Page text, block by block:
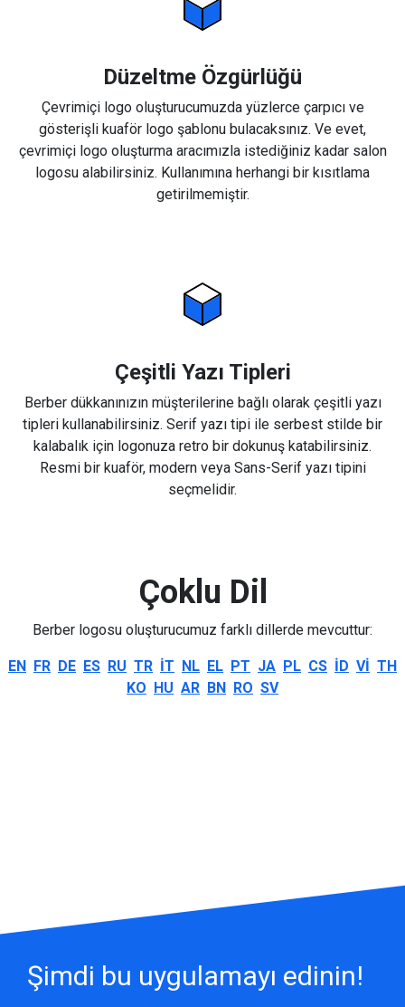
Düzeltme Özgürlüğü
Çevrimiçi logo oluşturucumuzda yüzlerce çarpıcı ve
gösterişli kuaför logo şablonu bulacaksınız. Ve evet,
çevrimiçi logo oluşturma aracımızla istediğiniz kadar salon
logosu alabilirsiniz. Kullanımına herhangi bir kısıtlama
getirilmemiştir.
Çeşitli Yazı Tipleri
Berber dükkanınızın müşterilerine bağlı olarak çeşitli yazı
tipleri kullanabilirsiniz. Serif yazı tipi ile serbest stilde bir
kalabalık için logonuza retro bir dokunuş katabilirsiniz.
Resmi bir kuaför, modern veya Sans-Serif yazı tipini
seçmelidir.
Çoklu Dil
Berber logosu oluşturucumuz farklı dillerde mevcuttur:
EN FR DE ES RU TR IT NL EL PT JA PL CS ID VI TH
KO HU AR BN RO SV
Şimdi bu uygulamayı edinin!